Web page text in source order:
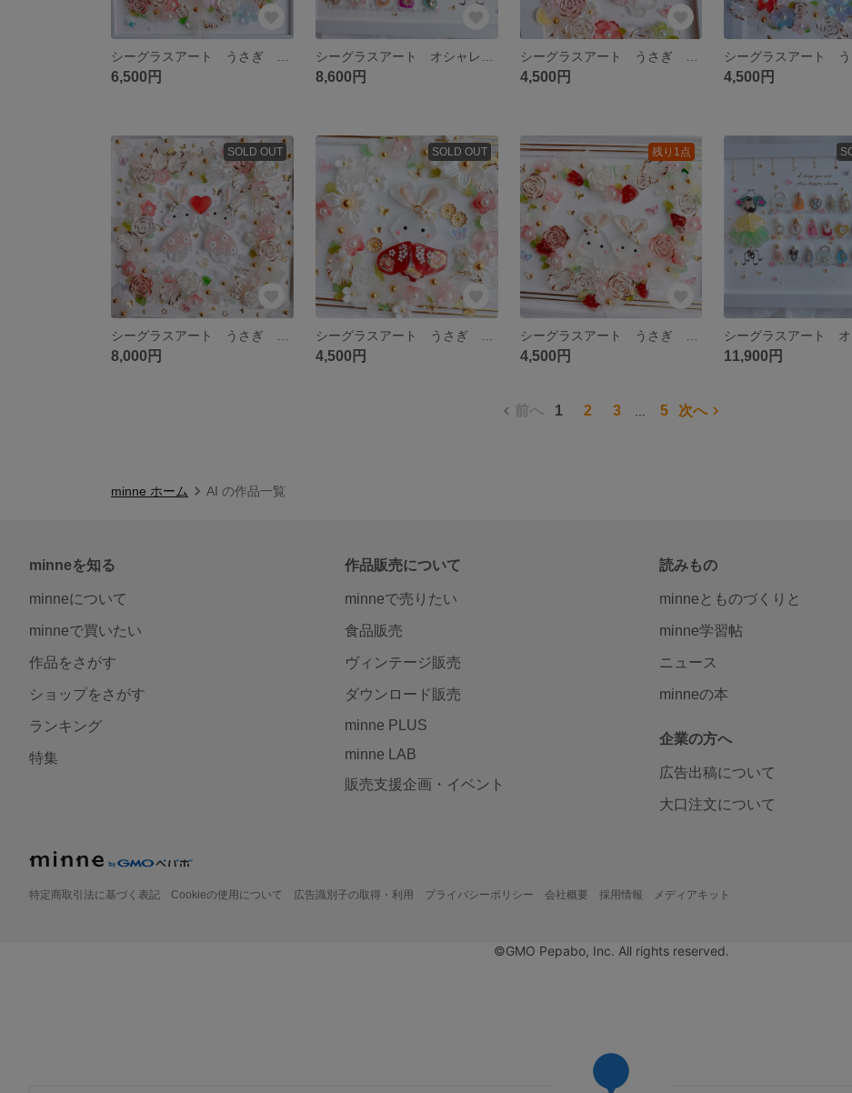
6,500円 8,600円 4,500円 4,500円
SOLD OUT
8,000円
SOLD OUT
4,500円
残り1点
4,500円 11,900円
前へ 1 2 3 5 次へ
minne ホーム AI の作品一覧
minneを知る
minneについて
minneで買いたい
作品をさがす
ショップをさがす
ランキング
特集
作品販売について
minneで売りたい
食品販売
ヴィンテージ販売
ダウンロード販売
minne PLUS
minne LAB
販売支援企画・イベント
読みもの
minneとものづくりと
minne学習帖
ニュース
minneの本
企業の方へ
広告出稿について
大口注文について
特定商取引法に基づく表記 Cookieの使用について 広告識別子の取得・利用 プライバシーポリシー 会社概要 採用情報 メディアキット
©GMO Pepabo, Inc. All rights reserved.